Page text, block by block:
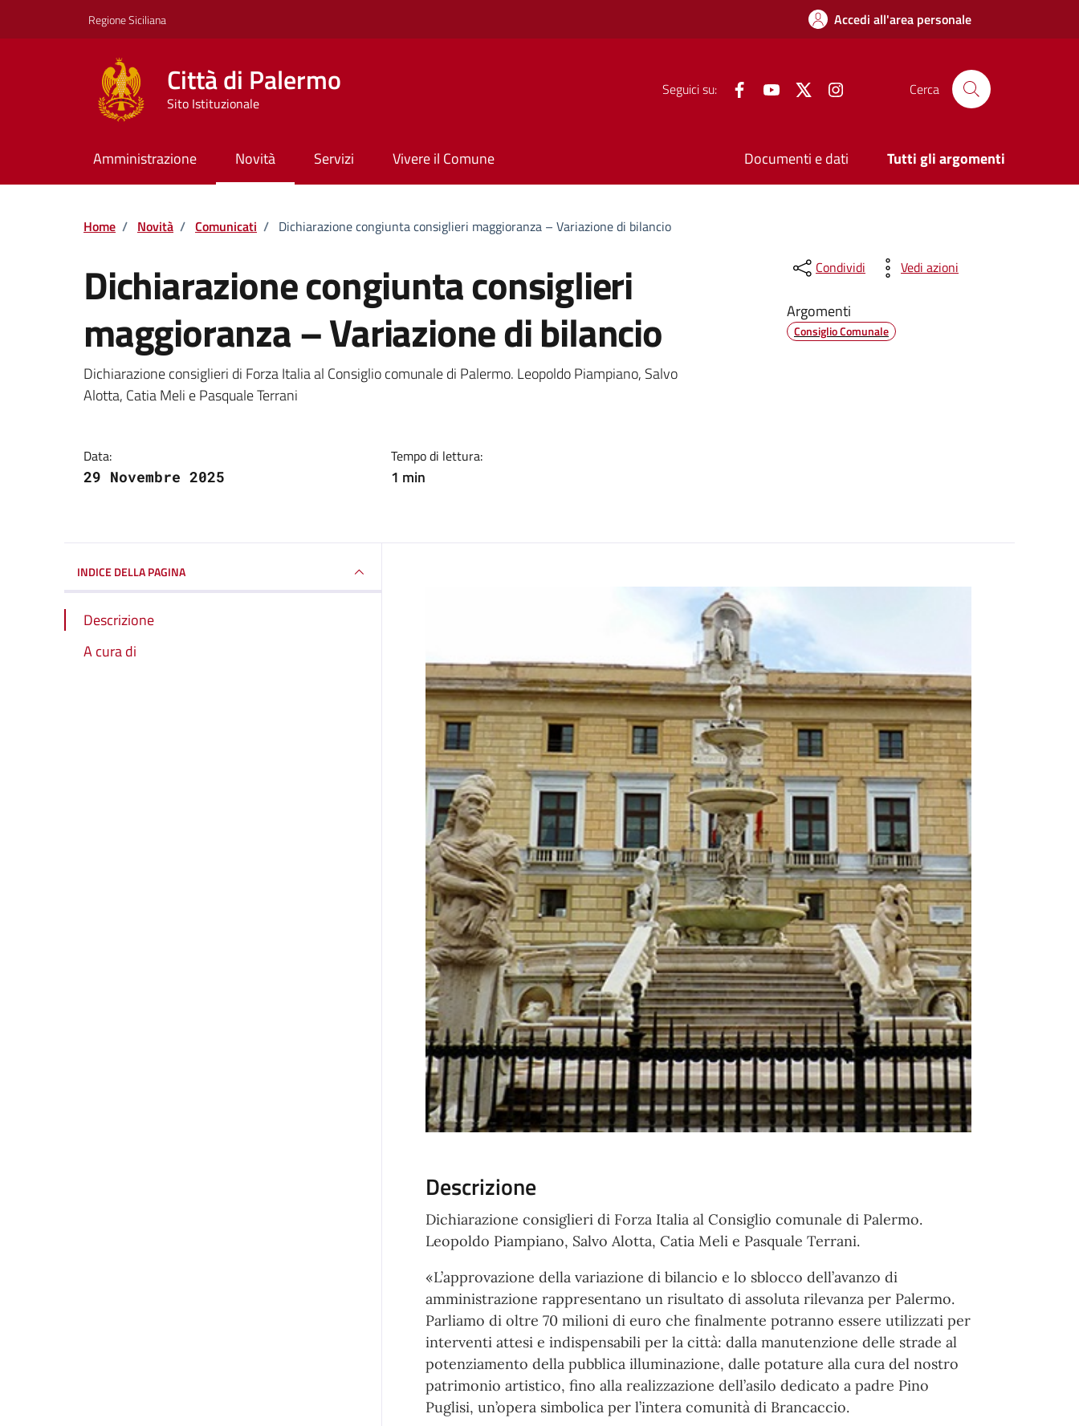
Regione Siciliana Accedi all'area personale
Città di Palermo
Sito Istituzionale
Seguici su: FacebookYouTube Twitter Cerca
Amministrazione Novità Servizi Vivere il Comune Documenti e dati Tutti gli argomenti
Home / Novità / Comunicati / Dichiarazione congiunta consiglieri maggioranza – Variazione di bilancio
Dichiarazione congiunta consiglieri
maggioranza – Variazione di bilancio
Dettagli della notizia
Dichiarazione consiglieri di Forza Italia al Consiglio comunale di Palermo. Leopoldo Piampiano, Salvo
Alotta, Catia Meli e Pasquale Terrani
Data:
29 Novembre 2025
Tempo di lettura:
1 min
Condividi Vedi azioni
Argomenti
Consiglio Comunale
INDICE DELLA PAGINA
Descrizione
A cura di
Descrizione
Dichiarazione consiglieri di Forza Italia al Consiglio comunale di Palermo.
Leopoldo Piampiano, Salvo Alotta, Catia Meli e Pasquale Terrani.
«L’approvazione della variazione di bilancio e lo sblocco dell’avanzo di
amministrazione rappresentano un risultato di assoluta rilevanza per Palermo.
Parliamo di oltre 70 milioni di euro che finalmente potranno essere utilizzati per
interventi attesi e indispensabili per la città: dalla manutenzione delle strade al
potenziamento della pubblica illuminazione, dalle potature alla cura del nostro
patrimonio artistico, fino alla realizzazione dell’asilo dedicato a padre Pino
Puglisi, un’opera simbolica per l’intera comunità di Brancaccio.